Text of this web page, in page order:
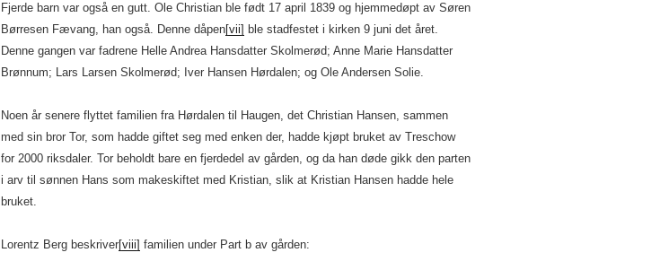
Fjerde barn var også en gutt. Ole Christian ble født 17 april 1839 og hjemmedøpt av Søren
Børresen Fævang, han også. Denne dåpen[vii] ble stadfestet i kirken 9 juni det året.
Denne gangen var fadrene Helle Andrea Hansdatter Skolmerød; Anne Marie Hansdatter
Brønnum; Lars Larsen Skolmerød; Iver Hansen Hørdalen; og Ole Andersen Solie.
Noen år senere flyttet familien fra Hørdalen til Haugen, det Christian Hansen, sammen
med sin bror Tor, som hadde giftet seg med enken der, hadde kjøpt bruket av Treschow
for 2000 riksdaler. Tor beholdt bare en fjerdedel av gården, og da han døde gikk den parten
i arv til sønnen Hans som makeskiftet med Kristian, slik at Kristian Hansen hadde hele
bruket.
Lorentz Berg beskriver[viii] familien under Part b av gården: